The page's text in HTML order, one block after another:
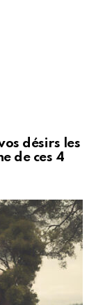
désirs les
de ces 4